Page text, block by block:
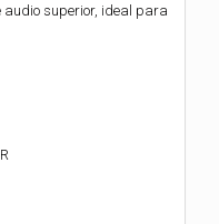
audio superior, ideal para